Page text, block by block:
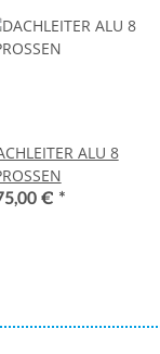
ALU 8
€ *